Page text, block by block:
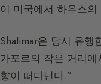
이 미국에서 하우스
Shalimar은 당시 유행
가포르의 작은 거리
향이 떠다닌다.”